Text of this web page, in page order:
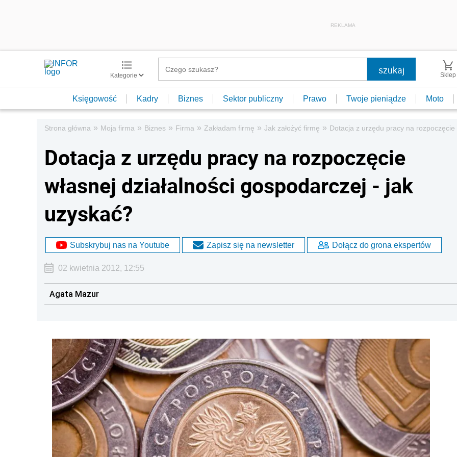
REKLAMA
Kategorie Sklep
Księgowość Kadry Biznes Sektor publiczny Prawo Twoje pieniądze Moto
Strona główna » Moja firma » Biznes » Firma » Zakładam firmę » Jak założyć firmę » Dotacja z urzędu pracy na rozpoczęcie
Dotacja z urzędu pracy na rozpoczęcie
własnej działalności gospodarczej - jak
uzyskać?
Subskrybuj nas na Youtube Zapisz się na newsletter Dołącz do grona ekspertów
02 kwietnia 2012, 12:55
Agata Mazur